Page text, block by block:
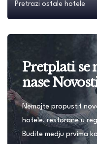
Pretrazi ostale hotele
Pretplati se
nase
Nemojte propustit
hotele, restorane u
Budite medju prvima